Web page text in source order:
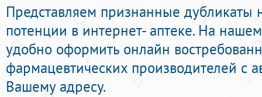
Представляем признанные дубликаты
потенции в интернет- аптеке. На
удобно оформить онлайн
фармацевтических производителей с
Вашему адресу.